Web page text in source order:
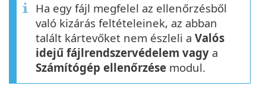
Ha egy fájl megfelel az ellenőrzésből
való kizárás feltételeinek, az abban
talált kártevőket nem észleli a Valós
idejű fájlrendszervédelem vagy a
Számítógép ellenőrzése modul.